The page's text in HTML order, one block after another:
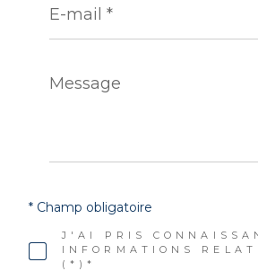
mail
*
Message
*
J'AI PRIS
INFORMATIONS
(*)*
* Champ obligatoire